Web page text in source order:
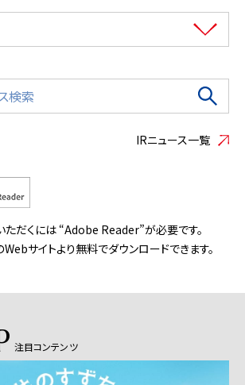
IRニュース一覧
ただくには “Adobe Reader”が必要です。
サイトより無料でダウンロードできます。
注目コンテンツ